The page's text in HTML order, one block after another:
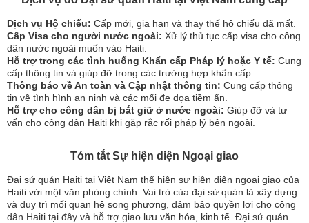
Dịch vụ Hộ chiếu: Cấp mới, gia hạn và thay thế hộ chiếu đã mất.
Cấp Visa cho người nước ngoài: Xử lý thủ tục cấp visa cho công
dân nước ngoài muốn vào Haiti.
Hỗ trợ trong các tình huống Khẩn cấp Pháp lý hoặc Y tế: Cung
cấp thông tin và giúp đỡ trong các trường hợp khẩn cấp.
Thông báo về An toàn và Cập nhật thông tin: Cung cấp thông
tin về tình hình an ninh và các mối đe dọa tiềm ẩn.
Hỗ trợ cho công dân bị bắt giữ ở nước ngoài: Giúp đỡ và tư
vấn cho công dân Haiti khi gặp rắc rối pháp lý bên ngoài.
Tóm tắt Sự hiện diện Ngoại giao
Đại sứ quán Haiti tại Việt Nam thể hiện sự hiện diện ngoại giao của
Haiti với một văn phòng chính. Vai trò của đại sứ quán là xây dựng
và duy trì mối quan hệ song phương, đảm bảo quyền lợi cho công
dân Haiti tại đây và hỗ trợ giao lưu văn hóa, kinh tế. Đại sứ quán